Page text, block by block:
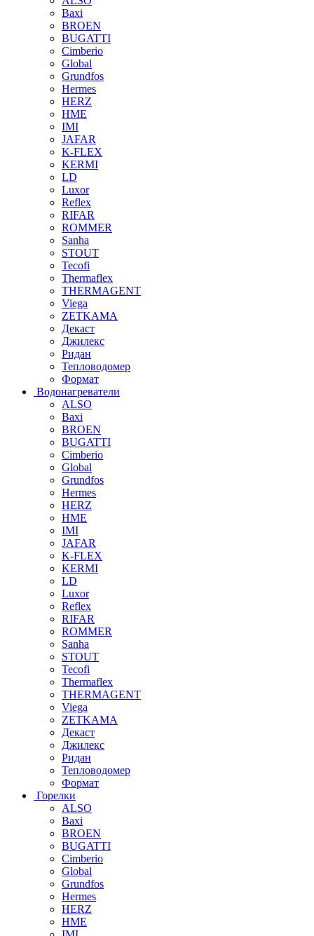
Baxi
BROEN
BUGATTI
Cimberio
Global
Grundfos
Hermes
HERZ
HME
IMI
JAFAR
K-FLEX
KERMI
LD
Luxor
Reflex
RIFAR
ROMMER
Sanha
STOUT
Tecofi
Thermaflex
THERMAGENT
Viega
ZETKAMA
Декаст
Джилекс
Ридан
Тепловодомер
Формат
Водонагреватели
ALSO
Baxi
BROEN
BUGATTI
Cimberio
Global
Grundfos
Hermes
HERZ
HME
IMI
JAFAR
K-FLEX
KERMI
LD
Luxor
Reflex
RIFAR
ROMMER
Sanha
STOUT
Tecofi
Thermaflex
THERMAGENT
Viega
ZETKAMA
Декаст
Джилекс
Ридан
Тепловодомер
Формат
Горелки
ALSO
Baxi
BROEN
BUGATTI
Cimberio
Global
Grundfos
Hermes
HERZ
HME